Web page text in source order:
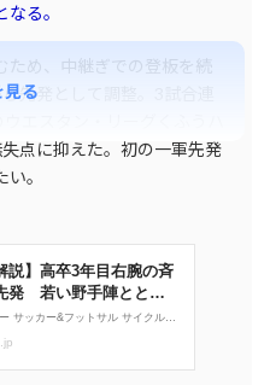
る。
ため、中継ぎでの登板を続
先発として調整。3試合連
点に抑えた。初の一軍先発
。
見る